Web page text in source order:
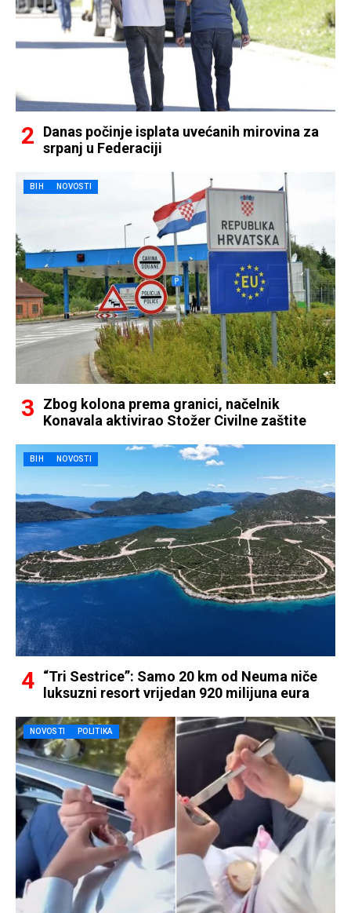
Danas počinje isplata uvećanih mirovina za
srpanj u Federaciji
BIH NOVOSTI
Zbog kolona prema granici, načelnik
Konavala aktivirao Stožer Civilne zaštite
BIH NOVOSTI
“Tri Sestrice”: Samo 20 km od Neuma niče
luksuzni resort vrijedan 920 milijuna eura
NOVOSTI POLITIKA